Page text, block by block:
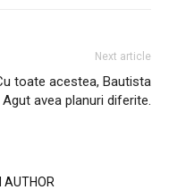
Next article
toate acestea, Bautista
Agut avea planuri diferite.
AUTHOR